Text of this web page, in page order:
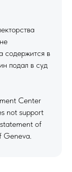
содержится в
подал в суд
Center
not support
of
Geneva.